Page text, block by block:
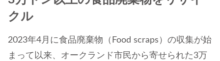
クル
2023年4月に食品廃棄物（Food scraps）の収集が始
まって以来、オークランド市民から寄せられた3万